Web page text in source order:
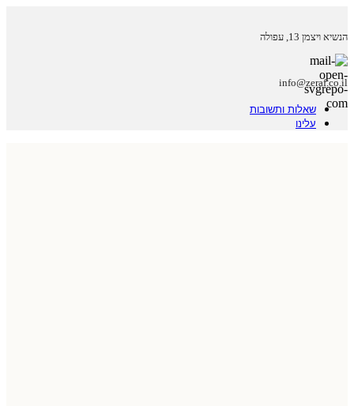
הנשיא ויצמן 13, עפולה
info@zeraf.co.il
שאלות ותשובות
עלינו